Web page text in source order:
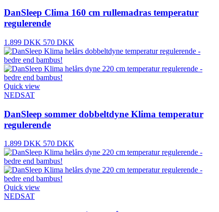
DanSleep Clima 160 cm rullemadras temperatur
regulerende
1.899 DKK 570 DKK
Quick view
NEDSAT
DanSleep sommer dobbeltdyne Klima temperatur
regulerende
1.899 DKK 570 DKK
Quick view
NEDSAT